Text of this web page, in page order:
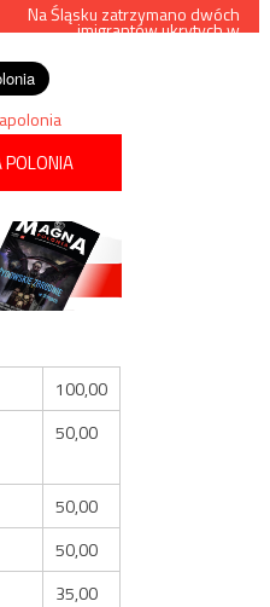
Na Śląsku zatrzymano dwóch
imigrantów ukrytych w
POLONIA
100,00
50,00
50,00
50,00
35,00